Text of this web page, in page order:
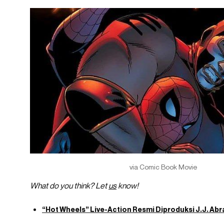
via Comic Book Movie
What do you think? Letusknow!
“Hot Wheels” Live-Action Resmi Diproduksi J.J.